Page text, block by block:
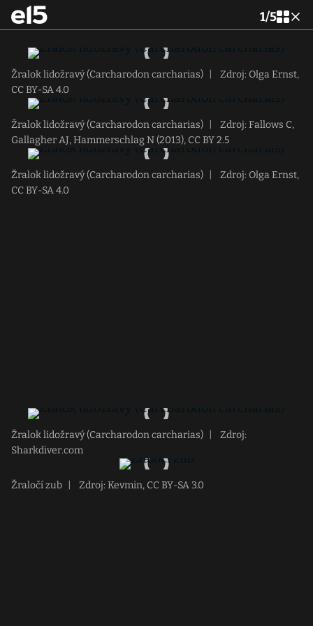
1/5
Žralok lidožravý (Carcharodon carcharias)
Zdroj: Olga Ernst,
CC BY-SA 4.0
Žralok lidožravý (Carcharodon carcharias)
Zdroj: Fallows C,
Gallagher AJ, Hammerschlag N (2013), CC BY 2.5
Žralok lidožravý (Carcharodon carcharias)
Zdroj: Olga Ernst,
CC BY-SA 4.0
Žralok lidožravý (Carcharodon carcharias)
Zdroj:
Sharkdiver.com
Žraločí zub Zdroj: Kevmin, CC BY-SA 3.0